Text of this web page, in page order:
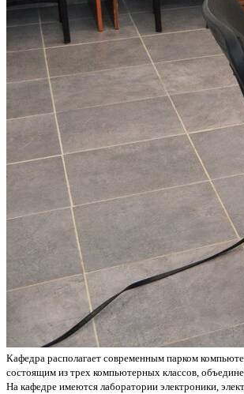
Кафедра располагает современным парком
состоящим из трех компьютерных классов,
На кафедре имеются лаборатории электроники,